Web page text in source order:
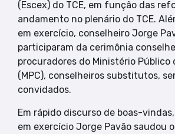
(Escex) do TCE, em função das
andamento no plenário do TCE.
em exercício, conselheiro Jorge
participaram da cerimônia
procuradores do Ministério Público
(MPC), conselheiros substitutos,
convidados.
Em rápido discurso de boas-
em exercício Jorge Pavão saudou